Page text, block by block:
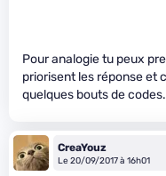
Pour analogie tu peux
priorisent les réponse et
quelques bouts de codes.
CreaYouz
Le 20/09/2017 à 16h01